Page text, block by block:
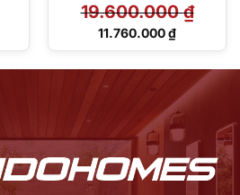
19.600.000₫
Giá
19.600.000 ₫.
11.760.000₫
Giá
11.760.000 ₫.